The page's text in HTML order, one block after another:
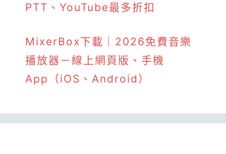
PTT、YouTube最多折扣
MixerBox下載｜2026免費音樂
播放器－線上網頁版、手機
App（iOS、Android）